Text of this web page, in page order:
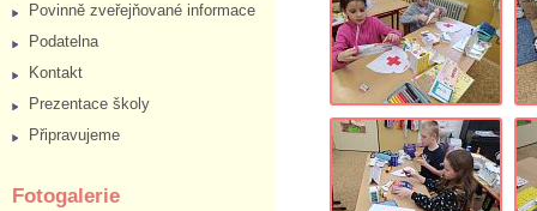
Povinně zveřejňované informace
Podatelna
Kontakt
Prezentace školy
Připravujeme
Fotogalerie